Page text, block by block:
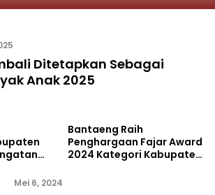
Ditetapkan Sebagai
Anak 2025
Bantaeng Raih
Penghargaan Fajar Award
2024 Kategori Kabupaten
Mei 6, 2024